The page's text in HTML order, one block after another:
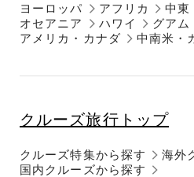
ヨーロッパ アフリカ 中東
オセアニア
ハワイ
グアム
アメリカ・カナダ
中南米・
クルーズ旅行トップ
クルーズ特集から探す
国内クルーズから探す
海外